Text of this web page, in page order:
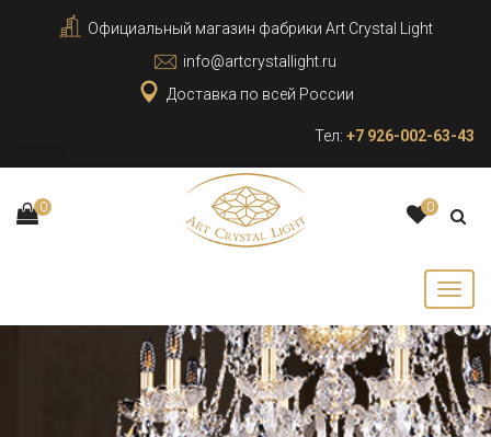
Официальный магазин фабрики Art Crystal Light
info@artcrystallight.ru
Доставка по всей России
Тел: +7 926-002-63-43
0 0